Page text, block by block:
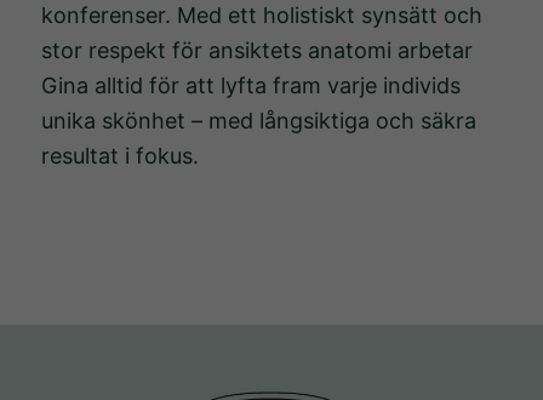
konferenser. Med ett holistiskt synsätt och
stor respekt för ansiktets anatomi arbetar
Gina alltid för att lyfta fram varje individs
unika skönhet – med långsiktiga och säkra
resultat i fokus.